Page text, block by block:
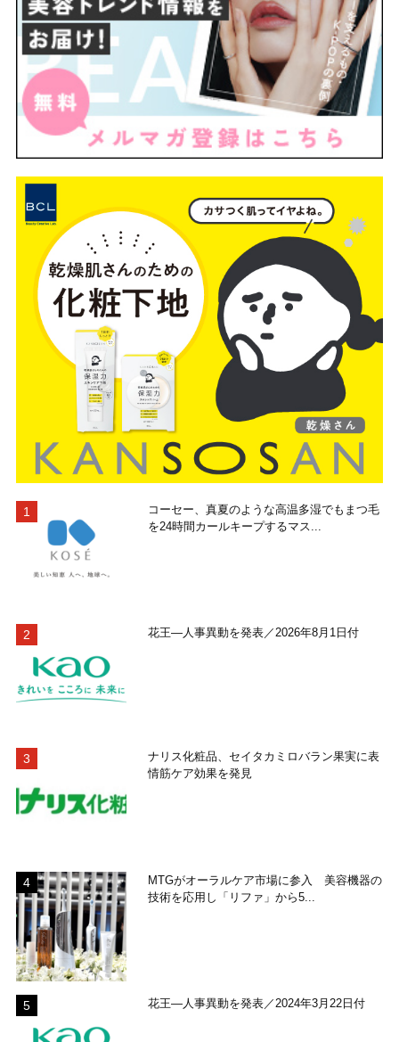
コーセー、真夏のような高温多湿でもまつ毛
を24時間カールキープするマス...
花王―人事異動を発表／2026年8月1日付
ナリス化粧品、セイタカミロバラン果実に表
情筋ケア効果を発見
MTGがオーラルケア市場に参入 美容機器の
技術を応用し「リファ」から5...
花王―人事異動を発表／2024年3月22日付